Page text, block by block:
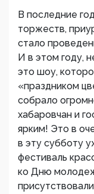
В последние
торжеств,
стало
И в этом году,
это шоу,
«праздником
собрало
хабаровчан и
ярким! Это в
в эту субботу
фестиваль
ко Дню